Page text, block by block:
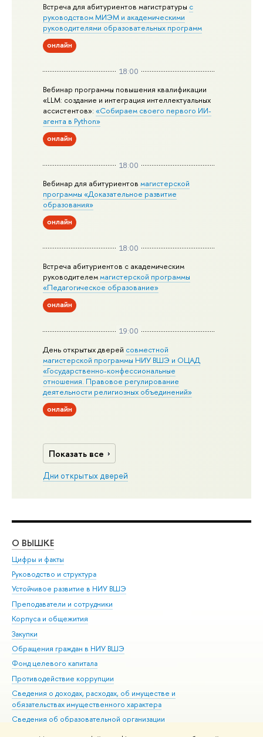
Встреча для абитуриентов магистратуры с
руководством МИЭМ и академическими
руководителями образовательных программ
онлайн
18:00
Вебинар программы повышения квалификации
«LLM: создание и интеграция интеллектуальных
ассистентов»:«Собираем своего первого ИИ-
агента в Python»
онлайн
18:00
Вебинар для абитуриентовмагистерской
программы «Доказательное развитие
образования»
онлайн
18:00
Встреча абитуриентов с академическим
руководителеммагистерской программы
«Педагогическое образование»
онлайн
19:00
День открытых дверей совместной
магистерской программы НИУ ВШЭ и ОЦАД
«Государственно-конфессиональные
отношения. Правовое регулирование
деятельности религиозных объединений»
онлайн
Показать все
Дни открытых дверей
О ВЫШКЕ
Цифры и факты
Руководство и структура
Устойчивое развитие в НИУ ВШЭ
Преподаватели и сотрудники
Корпуса и общежития
Закупки
Обращения граждан в НИУ ВШЭ
Фонд целевого капитала
Противодействие коррупции
Сведения о доходах, расходах, об имуществе и
обязательствах имущественного характера
Сведения об образовательной организации
Людям с ограниченными возможностями здоровья